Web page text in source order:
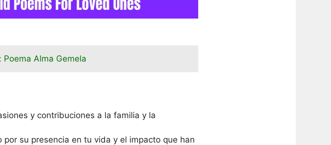
Alma Gemela
y contribuciones a la familia y la
por su presencia en tu vida y el impacto que han